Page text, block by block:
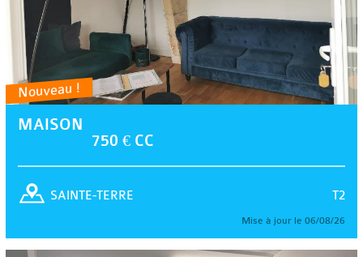
Nouveau !
MAISON
750 € CC
T2
SAINTE-TERRE
Mise à jour le 06/08/26